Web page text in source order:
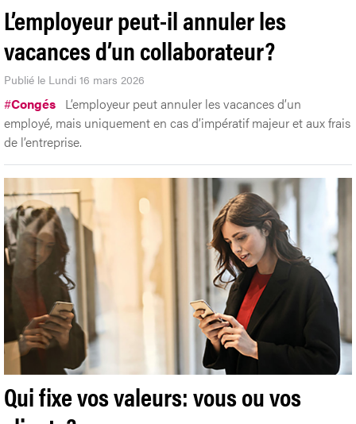
L’employeur peut-il annuler les
vacances d’un collaborateur?
Publié le Lundi 16 mars 2026
#Congés L’employeur peut annuler les vacances d’un
employé, mais uniquement en cas d’impératif majeur et aux frais
de l’entreprise.
Qui fixe vos valeurs: vous ou vos